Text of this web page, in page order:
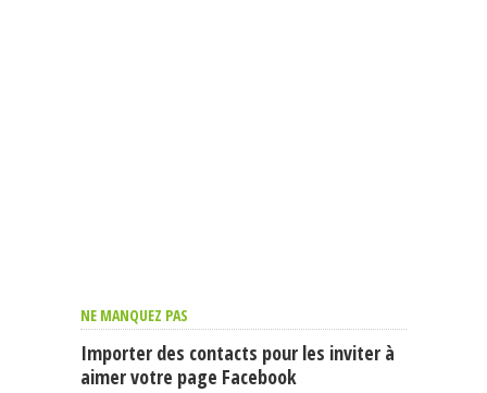
NE MANQUEZ PAS
Importer des contacts pour les inviter à
aimer votre page Facebook